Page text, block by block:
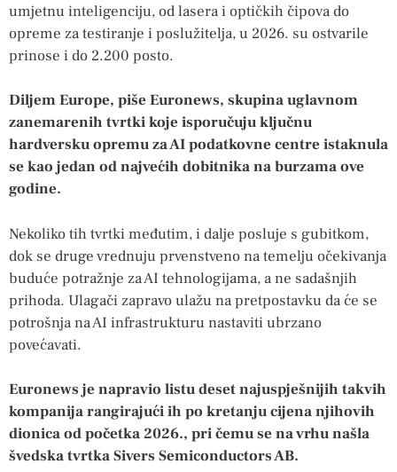
umjetnu inteligenciju, od lasera i optičkih čipova do
opreme za testiranje i poslužitelja, u 2026. su ostvarile
prinose i do 2.200 posto.
Diljem Europe, piše Euronews, skupina uglavnom
zanemarenih tvrtki koje isporučuju ključnu
hardversku opremu za AI podatkovne centre istaknula
se kao jedan od najvećih dobitnika na burzama ove
godine.
Nekoliko tih tvrtki međutim, i dalje posluje s gubitkom,
dok se druge vrednuju prvenstveno na temelju očekivanja
buduće potražnje za AI tehnologijama, a ne sadašnjih
prihoda. Ulagači zapravo ulažu na pretpostavku da će se
potrošnja na AI infrastrukturu nastaviti ubrzano
povećavati.
Euronews je napravio listu deset najuspješnijih takvih
kompanija rangirajući ih po kretanju cijena njihovih
dionica od početka 2026., pri čemu se na vrhu našla
švedska tvrtka Sivers Semiconductors AB.